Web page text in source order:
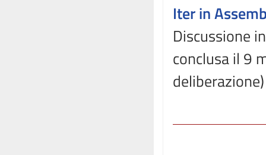
Iter in
Discussione
conclusa il 9
deliberazione)